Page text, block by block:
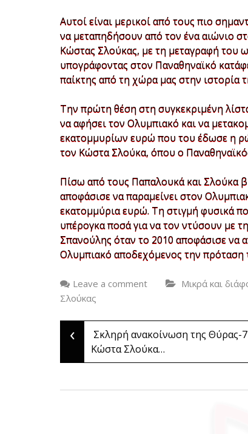
Αυτοί είναι μερικοί από τους πιο
να μεταπηδήσουν από τον ένα αιώνιο
Κώστας Σλούκας, με τη μεταγραφή του
υπογράφοντας στον Παναθηναϊκό
παίκτης από τη χώρα μας στην ιστορία
Την πρώτη θέση στη συγκεκριμένη
να αφήσει τον Ολυμπιακό και να
εκατομμυρίων ευρώ που του έδωσε η
τον Κώστα Σλούκα, όπου ο
Πίσω από τους Παπαλουκά και Σλούκα
αποφάσισε να παραμείνει στον
εκατομμύρια ευρώ. Τη στιγμή φυσικά
υπέρογκα ποσά για να τον ντύσουν με
Σπανούλης όταν το 2010 αποφάσισε να
Ολυμπιακό αποδεχόμενος την
Leave a comment Μικρά και
Σλούκας
Post
navigation
‹
Σκληρή ανακοίνωση της Θύρας-7
Κώστα Σλούκα…